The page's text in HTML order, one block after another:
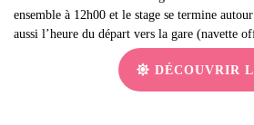
ensemble à 12h00 et le stage se termine
aussi l’heure du départ vers la gare (navette
DÉCOUVRIR